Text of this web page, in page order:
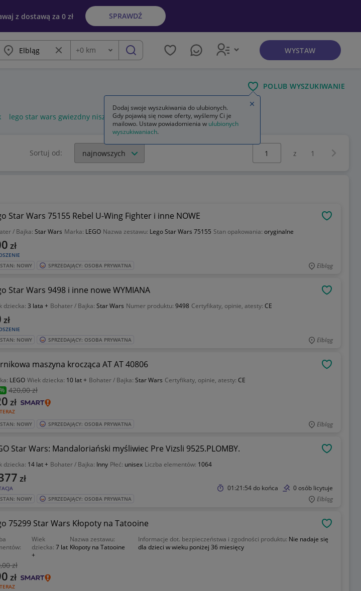
z dostawą za 0 zł SPRAWDŹ
Miasto Wyczyść frazę
Odległość
+0 km szukaj WYSTAW
POLUB WYSZUKIWANIE
lego star wars gwiezdny niszczyciel
Sortuj od:
Wybierz stronę:
z 1
Star Wars 75155 Rebel U-Wing Fighter i inne NOWE
/ Bajka: Star Wars Marka: LEGO Nazwa zestawu: Lego Star Wars 75155 Stan opakowania: oryginalne
zł
STAN: NOWY SPRZEDAJĄCY: OSOBA PRYWATNA Elbląg
Star Wars 9498 i inne nowe WYMIANA
dziecka: 3 lata + Bohater / Bajka: Star Wars Numer produktu: 9498 Certyfikaty, opinie, atesty: CE
zł
STAN: NOWY SPRZEDAJĄCY: OSOBA PRYWATNA Elbląg
Piernikowa maszyna krocząca AT AT 40806
LEGO Wiek dziecka: 10 lat + Bohater / Bajka: Star Wars Certyfikaty, opinie, atesty: CE
420,00 zł
zł
STAN: NOWY SPRZEDAJĄCY: OSOBA PRYWATNA Elbląg
Star Wars: Mandaloriański myśliwiec Pre Vizsli 9525.PLOMBY.
dziecka: 14 lat + Bohater / Bajka: Inny Płeć: unisex Liczba elementów: 1064
zł
01:21:54do końca 0 osób licytuje
STAN: NOWY SPRZEDAJĄCY: OSOBA PRYWATNA Elbląg
Lego 75299 Star Wars Kłopoty na Tatooine
Wiek
dziecka: 7 lat
+
Nazwa zestawu:
Kłopoty na Tatooine
Informacje dot. bezpieczeństwa i zgodności produktu: Nie nadaje się
dla dzieci w wieku poniżej 36 miesięcy
,00 zł
zł
Dodaj swoje wyszukiwania do ulubionych.
Gdy pojawią się nowe oferty, wyślemy Ci je
mailowo. Ustaw powiadomienia w ulubionych
wyszukiwaniach.
Zamknij wskazówkę